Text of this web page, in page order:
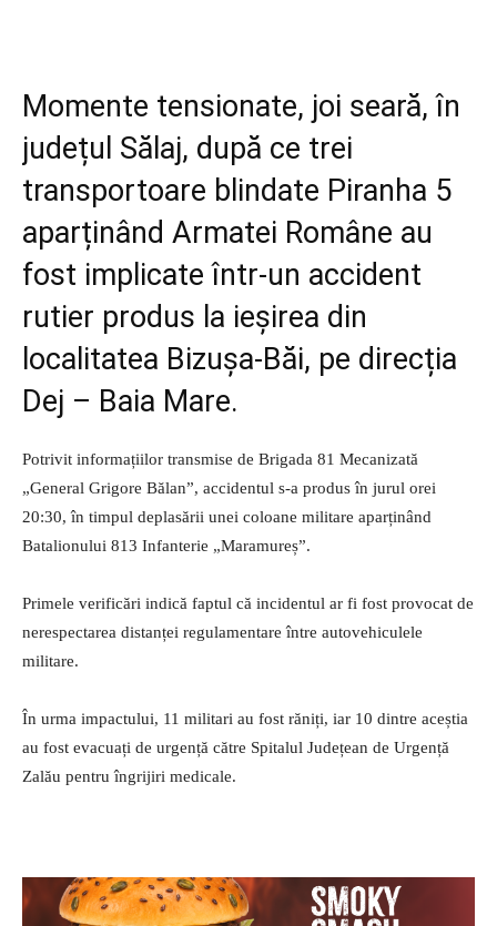
Momente tensionate, joi seară, în
județul Sălaj, după ce trei
transportoare blindate Piranha 5
aparținând Armatei Române au
fost implicate într-un accident
rutier produs la ieșirea din
localitatea Bizușa-Băi, pe direcția
Dej – Baia Mare.
Potrivit informațiilor transmise de Brigada 81 Mecanizată
„General Grigore Bălan”, accidentul s-a produs în jurul orei
20:30, în timpul deplasării unei coloane militare aparținând
Batalionului 813 Infanterie „Maramureș”.
Primele verificări indică faptul că incidentul ar fi fost provocat de
nerespectarea distanței regulamentare între autovehiculele
militare.
În urma impactului, 11 militari au fost răniți, iar 10 dintre aceștia
au fost evacuați de urgență către Spitalul Județean de Urgență
Zalău pentru îngrijiri medicale.